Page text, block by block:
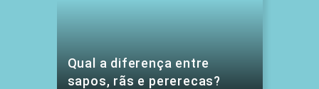
Qual a diferença entre
sapos, rãs e pererecas?